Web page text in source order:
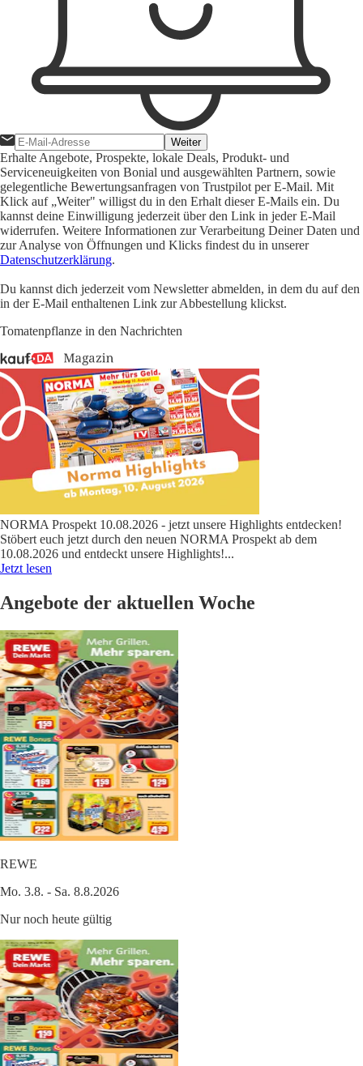
Weiter
Erhalte Angebote, Prospekte, lokale Deals, Produkt- und
Serviceneuigkeiten von Bonial und ausgewählten Partnern, sowie
gelegentliche Bewertungsanfragen von Trustpilot per E-Mail. Mit
Klick auf „Weiter" willigst du in den Erhalt dieser E-Mails ein. Du
kannst deine Einwilligung jederzeit über den Link in jeder E-Mail
widerrufen. Weitere Informationen zur Verarbeitung Deiner Daten und
zur Analyse von Öffnungen und Klicks findest du in unserer
Datenschutzerklärung.
Du kannst dich jederzeit vom Newsletter abmelden, in dem du auf den
in der E-Mail enthaltenen Link zur Abbestellung klickst.
Tomatenpflanze in den Nachrichten
NORMA Prospekt 10.08.2026 - jetzt unsere Highlights entdecken!
Stöbert euch jetzt durch den neuen NORMA Prospekt ab dem
10.08.2026 und entdeckt unsere Highlights!...
Jetzt lesen
Angebote der aktuellen Woche
REWE
Mo. 3.8. - Sa. 8.8.2026
Nur noch heute gültig